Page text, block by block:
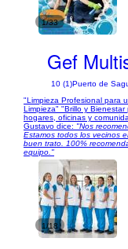
1/33
Gef
10 (1)Puerto de
"Limpieza Profesional para
Limpieza" "Brillo y
hogares, oficinas y
Gustavo dice: "Nos
Estamos todos los vecinos
buen trato. 100%
equipo."
1/18